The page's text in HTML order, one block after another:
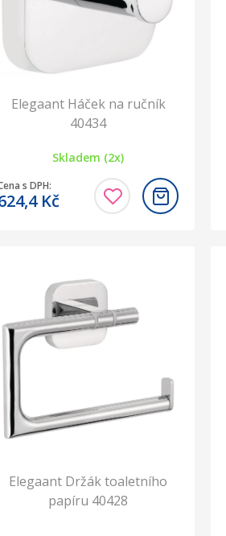
Elegaant Háček na ručník
40434
Skladem (2x)
s DPH:
Kč
Elegaant Držák toaletního
papíru 40428